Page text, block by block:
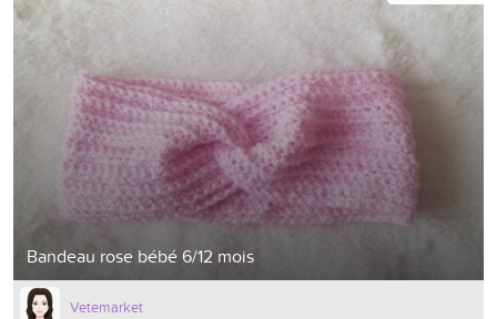
Bandeau rose bébé 6/12 mois
Vetemarket